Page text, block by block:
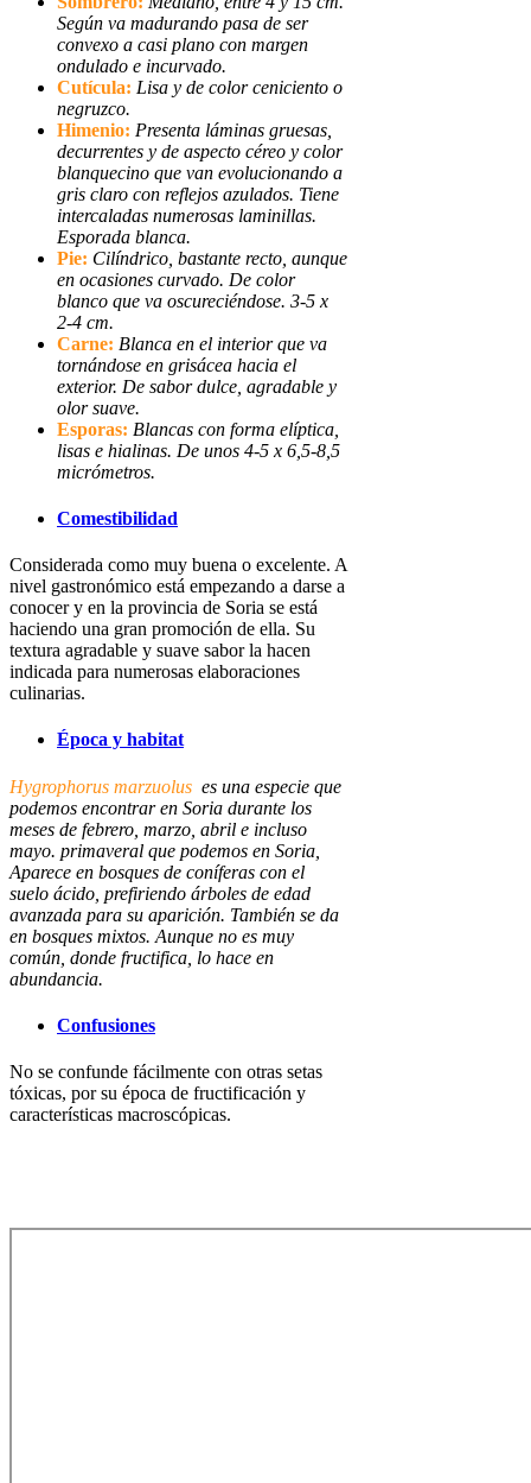
Según va madurando pasa de ser
convexo a casi plano con margen
ondulado e incurvado.
Cutícula: Lisa y de color ceniciento o
negruzco.
Himenio: Presenta láminas gruesas,
decurrentes y de aspecto céreo y color
blanquecino que van evolucionando a
gris claro con reflejos azulados. Tiene
intercaladas numerosas laminillas.
Esporada blanca.
Pie: Cilíndrico, bastante recto, aunque
en ocasiones curvado. De color
blanco que va oscureciéndose. 3-5 x
2-4 cm.
Carne: Blanca en el interior que va
tornándose en grisácea hacia el
exterior. De sabor dulce, agradable y
olor suave.
Esporas: Blancas con forma elíptica,
lisas e hialinas. De unos 4-5 x 6,5-8,5
micrómetros.
Comestibilidad
Considerada como muy buena o excelente. A
nivel gastronómico está empezando a darse a
conocer y en la provincia de Soria se está
haciendo una gran promoción de ella. Su
textura agradable y suave sabor la hacen
indicada para numerosas elaboraciones
culinarias.
Época y habitat
Hygrophorus marzuolus es una especie que
podemos encontrar en Soria durante los
meses de febrero, marzo, abril e incluso
mayo. primaveral que podemos en Soria,
Aparece en bosques de coníferas con el
suelo ácido, prefiriendo árboles de edad
avanzada para su aparición. También se da
en bosques mixtos. Aunque no es muy
común, donde fructifica, lo hace en
abundancia.
Confusiones
No se confunde fácilmente con otras setas
tóxicas, por su época de fructificación y
características macroscópicas.